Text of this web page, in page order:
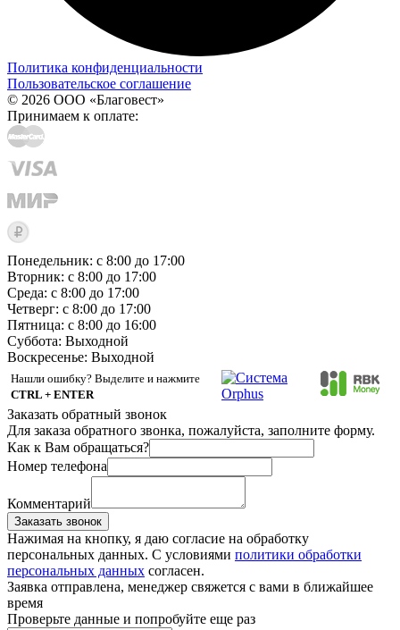
Политика конфиденциальности
Пользовательское соглашение
© 2026 ООО «Благовест»
Принимаем к оплате:
Понедельник: с 8:00 до 17:00
Вторник: с 8:00 до 17:00
Среда: с 8:00 до 17:00
Четверг: с 8:00 до 17:00
Пятница: с 8:00 до 16:00
Суббота: Выходной
Воскресенье: Выходной
Нашли ошибку? Выделите и нажмите
CTRL + ENTER
Заказать обратный звонок
Для заказа обратного звонка, пожалуйста, заполните форму.
Как к Вам обращаться?
Номер телефона
Комментарий
Заказать звонок
Нажимая на кнопку, я даю согласие на обработку
персональных данных. С условиями политики обработки
персональных данных согласен.
Заявка отправлена, менеджер свяжется с вами в ближайшее
время
Проверьте данные и попробуйте еще раз